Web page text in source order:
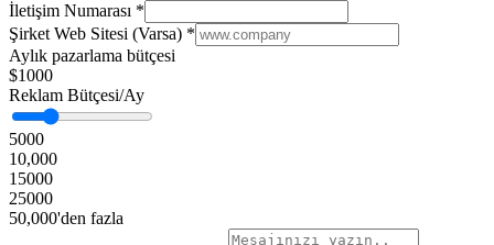
İletişim Numarası *
Şirket Web Sitesi (Varsa) *
Aylık pazarlama bütçesi
$1000
Reklam Bütçesi/Ay
5000
10,000
15000
25000
50,000'den fazla